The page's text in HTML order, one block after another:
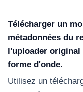
Télécharger un
métadonnées du
l'uploader original
forme d'onde.
Utilisez un